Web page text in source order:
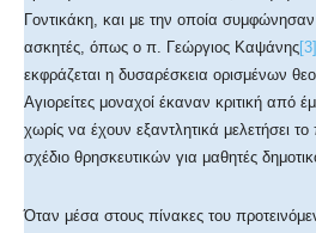
Γοντικάκη, και με την οποία συμφώνησαν
ασκητές, όπως ο π. Γεώργιος Καψάνης[3]
εκφράζεται η δυσαρέσκεια ορισμένων
Αγιορείτες μοναχοί έκαναν κριτική από
χωρίς να έχουν εξαντλητικά μελετήσει
σχέδιο θρησκευτικών για μαθητές
Όταν μέσα στους πίνακες του